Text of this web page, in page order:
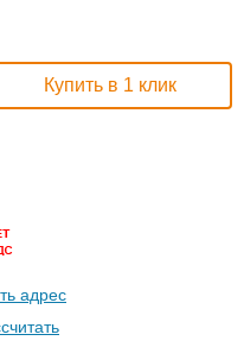
Купить в 1 клик
адрес